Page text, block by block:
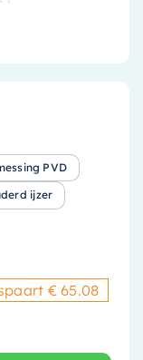
PVD
ijzer
prijs
€ 65.08